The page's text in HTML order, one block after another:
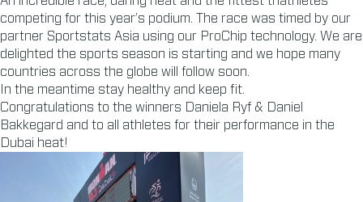
competing for this year’s podium. The race was timed by our
partner Sportstats Asia using our ProChip technology. We are
delighted the sports season is starting and we hope many
countries across the globe will follow soon.
In the meantime stay healthy and keep fit.
Congratulations to the winners Daniela Ryf & Daniel
Bakkegard and to all athletes for their performance in the
Dubai heat!